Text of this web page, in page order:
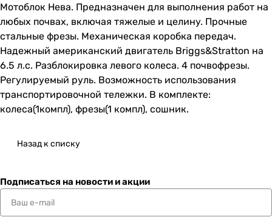
Мотоблок Нева. Предназначен для выполнения работ на
любых почвах, включая тяжелые и целину. Прочные
стальные фрезы. Механическая коробка передач.
Надежный американский двигатель Briggs&Stratton на
6.5 л.с. Разблокировка левого колеса. 4 почвофрезы.
Регулируемый руль. Возможность использования
транспортировочной тележки. В комплекте:
колеса(1компл), фрезы(1 компл), сошник.
Назад к списку
Подписаться на новости и акции